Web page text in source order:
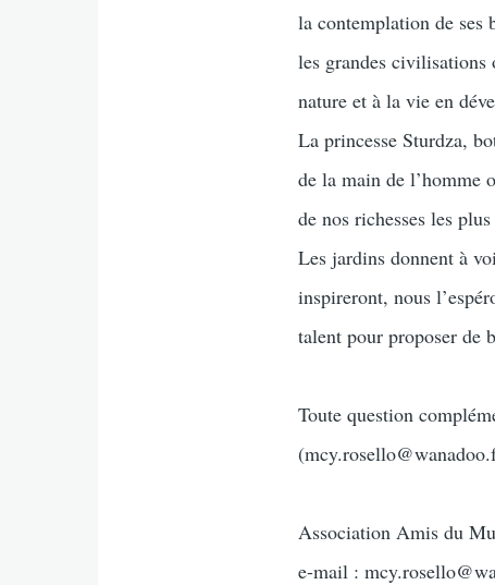
la contemplation de ses
les grandes civilisations
nature et à la vie en
La princesse Sturdza,
de la main de l’homme
de nos richesses les
Les jardins donnent à
inspireront, nous
talent pour proposer de
Toute question
Association Amis du
e-mail :